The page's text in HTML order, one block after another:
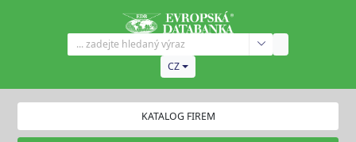
CZ
KATALOG FIREM